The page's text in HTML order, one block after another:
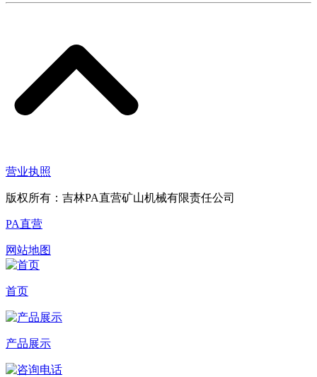
营业执照
版权所有：吉林PA直营矿山机械有限责任公司
PA直营
网站地图
首页
产品展示